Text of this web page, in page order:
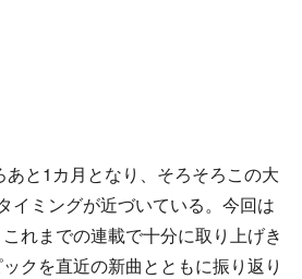
と1カ月となり、そろそろこの大
イミングが近づいている。今回は
れまでの連載で十分に取り上げき
クを直近の新曲とともに振り返り